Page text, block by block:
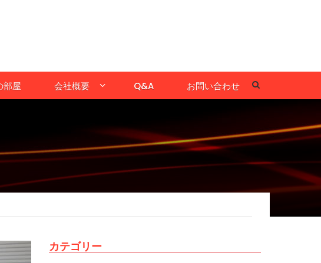
部屋 会社概要 Q&A お問い合わせ
カテゴリー